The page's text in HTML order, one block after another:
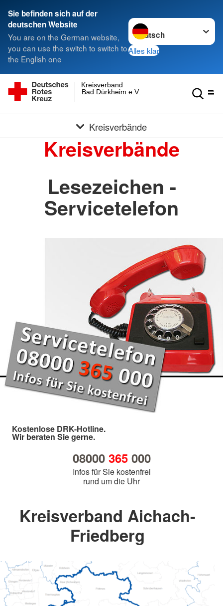
Sie befinden sich auf der
deutschen Website
You are on the German website,
you can use the switch to switch to
the English one
Sprache wechseln zu
Alles klar
Bad Dürkheim e.V.
Kreisverband
Kreisverbände
Kreisverbände
Lesezeichen -
Servicetelefon
Kostenlose DRK-Hotline.
Wir beraten Sie gerne.
08000 365000
Infos für Sie kostenfrei
rund um die Uhr
Kreisverband Aichach-
Friedberg